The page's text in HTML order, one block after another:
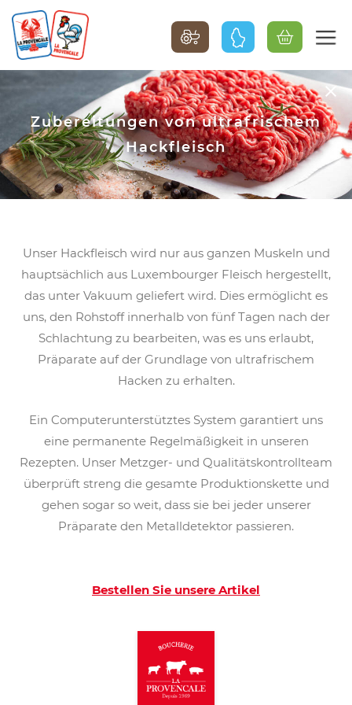
Zubereitungen von ultrafrischem
Hackfleisch
Unser Hackfleisch wird nur aus ganzen Muskeln und
hauptsächlich aus Luxembourger Fleisch hergestellt,
das unter Vakuum geliefert wird. Dies ermöglicht es
uns, den Rohstoff innerhalb von fünf Tagen nach der
Schlachtung zu bearbeiten, was es uns erlaubt,
Präparate auf der Grundlage von ultrafrischem
Hacken zu erhalten.
Ein Computerunterstütztes System garantiert uns
eine permanente Regelmäßigkeit in unseren
Rezepten. Unser Metzger- und Qualitätskontrollteam
überprüft streng die gesamte Produktionskette und
gehen sogar so weit, dass sie bei jeder unserer
Präparate den Metalldetektor passieren.
Bestellen Sie unsere Artikel